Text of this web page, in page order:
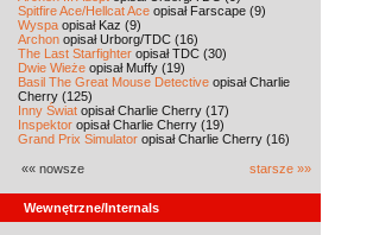
Spitfire Ace/Hellcat Ace opisał Farscape (9)
Wyspa opisał Kaz (9)
Archon opisał Urborg/TDC (16)
The Last Starfighter opisał TDC (30)
Dwie Wieże opisał Muffy (19)
Basil The Great Mouse Detective opisał Charlie
Cherry (125)
Inny Świat opisał Charlie Cherry (17)
Inspektor opisał Charlie Cherry (19)
Grand Prix Simulator opisał Charlie Cherry (16)
«« nowsze starsze »»
Wewnętrzne/Internals